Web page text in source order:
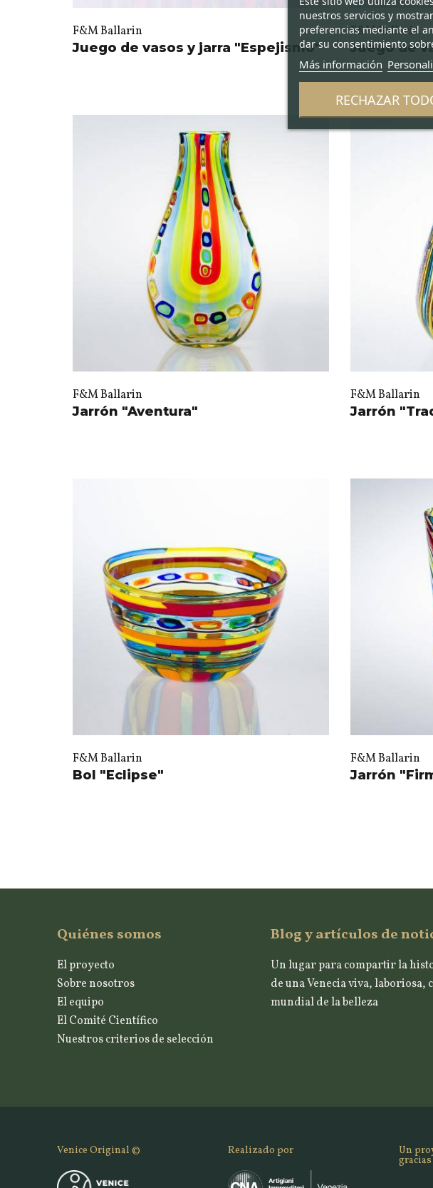
F&M Ballarin
Juego de vasos y jarra "Espejismo"
F&M Ballarin
Juego de
F&M Ballarin
Jarrón "Aventura"
F&M Ballarin
Jarrón
F&M Ballarin
Bol "Eclipse"
F&M Ballarin
Jarrón
Quiénes somos
El proyecto
Sobre nosotros
El equipo
El Comité Científico
Nuestros criterios de selección
Blog y artículos de
Un lugar para compartir la
de una Venecia viva, laboriosa,
mundial de la belleza
Venice Original © Realizado por Un
nuestros servicios y
preferencias mediante el
dar su consentimiento
Más información
RECHAZAR